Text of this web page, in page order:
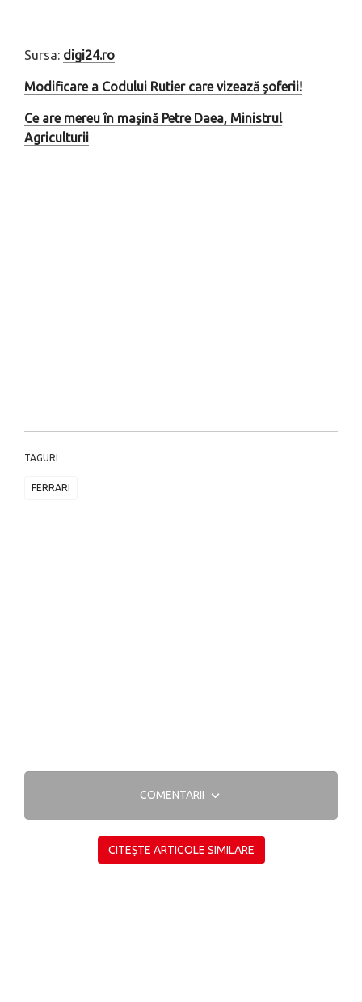
Sursa: digi24.ro
Modificare a Codului Rutier care vizează șoferii!
Ce are mereu în mașină Petre Daea, Ministrul
Agriculturii
TAGURI
FERRARI
COMENTARII
CITEȘTE ARTICOLE SIMILARE